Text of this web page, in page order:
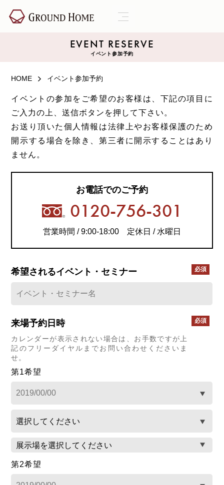
EVENT RESERVE
イベント参加予約
HOME イベント参加予約
イベントの参加をご希望のお客様は、下記の項目に
ご入力の上、送信ボタンを押して下さい。
お送り頂いた個人情報は法律上やお客様保護のため
開示する場合を除き、第三者に開示することはあり
ません。
お電話でのご予約
0120-756-301
営業時間 / 9:00-18:00 定休日 / 水曜日
希望されるイベント・セミナー
来場予約日時
カレンダーが表示されない場合は、お手数ですが上
記のフリーダイヤルまでお問い合わせくださいま
せ。
第1希望
第2希望